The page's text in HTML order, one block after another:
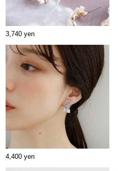
3,740 yen
4,400 yen